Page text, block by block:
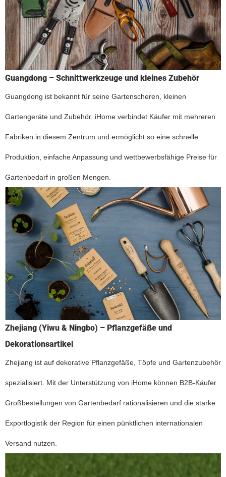
Guangdong – Schnittwerkzeuge und kleines Zubehör
Guangdong ist bekannt für seine Gartenscheren, kleinen
Gartengeräte und Zubehör. iHome verbindet Käufer mit mehreren
Fabriken in diesem Zentrum und ermöglicht so eine schnelle
Produktion, einfache Anpassung und wettbewerbsfähige Preise für
Gartenbedarf in großen Mengen.
Zhejiang (Yiwu & Ningbo) – Pflanzgefäße und
Dekorationsartikel
Zhejiang ist auf dekorative Pflanzgefäße, Töpfe und Gartenzubehör
spezialisiert. Mit der Unterstützung von iHome können B2B-Käufer
Großbestellungen von Gartenbedarf rationalisieren und die starke
Exportlogistik der Region für einen pünktlichen internationalen
Versand nutzen.